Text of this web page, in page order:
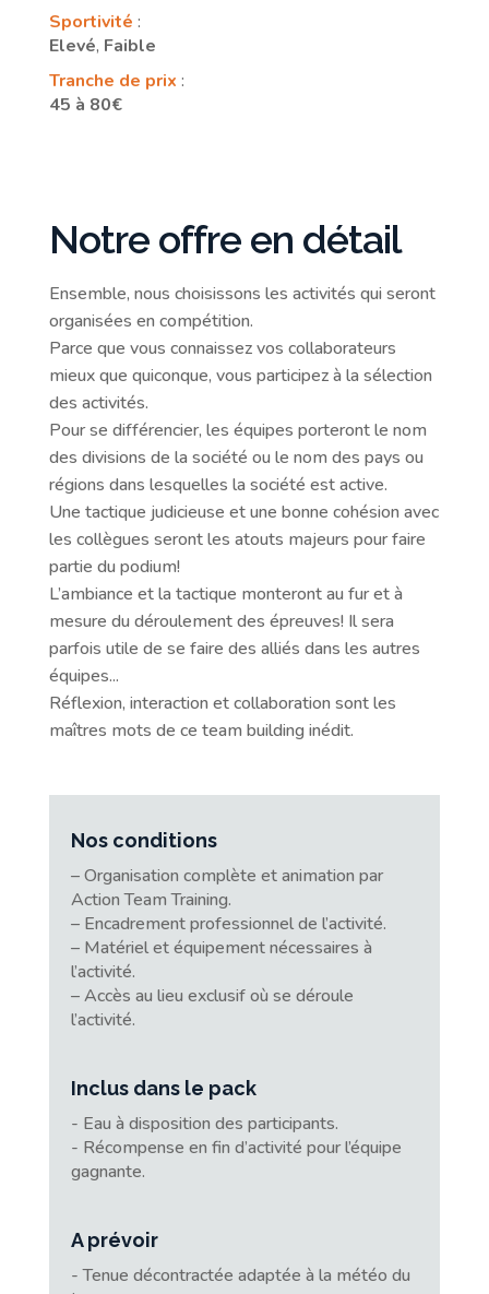
Sportivité :
Elevé, Faible
Tranche de prix :
45 à 80€
Notre offre en détail
Ensemble, nous choisissons les activités qui seront
organisées en compétition.
Parce que vous connaissez vos collaborateurs
mieux que quiconque, vous participez à la sélection
des activités.
Pour se différencier, les équipes porteront le nom
des divisions de la société ou le nom des pays ou
régions dans lesquelles la société est active.
Une tactique judicieuse et une bonne cohésion avec
les collègues seront les atouts majeurs pour faire
partie du podium!
L’ambiance et la tactique monteront au fur et à
mesure du déroulement des épreuves! Il sera
parfois utile de se faire des alliés dans les autres
équipes...
Réflexion, interaction et collaboration sont les
maîtres mots de ce team building inédit.
Nos conditions
– Organisation complète et animation par
Action Team Training.
– Encadrement professionnel de l’activité.
– Matériel et équipement nécessaires à
l’activité.
– Accès au lieu exclusif où se déroule
l’activité.
Inclus dans le pack
- Eau à disposition des participants.
- Récompense en fin d’activité pour l’équipe
gagnante.
A prévoir
- Tenue décontractée adaptée à la météo du